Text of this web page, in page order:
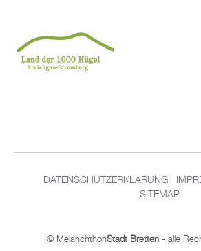
DATENSCHUTZERKLÄRUNG
SITEMAP
© MelanchthonStadt Bretten - alle